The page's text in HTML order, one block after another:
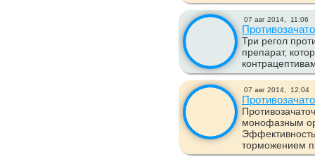
07 авг 2014, 11:06
Три регол
препарат,
07 авг 2014, 12:04
монофазным
торможением